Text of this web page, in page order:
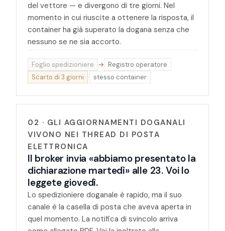
del vettore — e divergono di tre giorni. Nel
momento in cui riuscite a ottenere la risposta, il
container ha già superato la dogana senza che
nessuno se ne sia accorto.
Foglio spedizioniere → Registro operatore
Scarto di 3 giorni · stesso container
02 · GLI AGGIORNAMENTI DOGANALI
VIVONO NEI THREAD DI POSTA
ELETTRONICA
Il broker invia «abbiamo presentato la
dichiarazione martedì» alle 23. Voi lo
leggete giovedì.
Lo spedizioniere doganale è rapido, ma il suo
canale è la casella di posta che aveva aperta in
quel momento. La notifica di svincolo arriva